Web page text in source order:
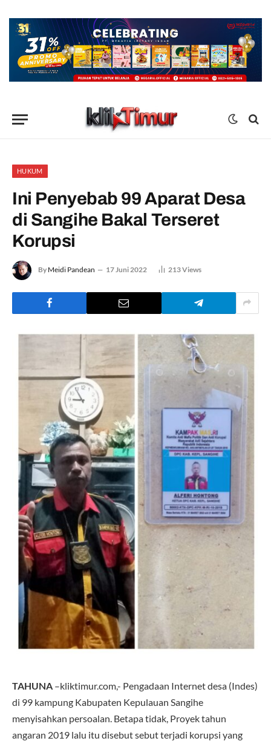
HUKUM
Ini Penyebab 99 Aparat Desa
di Sangihe Bakal Terseret
Korupsi
By Meidi Pandean 17 Juni 2022 213Views
TAHUNA –kliktimur.com,- Pengadaan Internet desa (Indes)
di 99 kampung Kabupaten Kepulauan Sangihe
menyisahkan persoalan. Betapa tidak, Proyek tahun
angaran 2019 lalu itu disebut sebut terjadi korupsi yang